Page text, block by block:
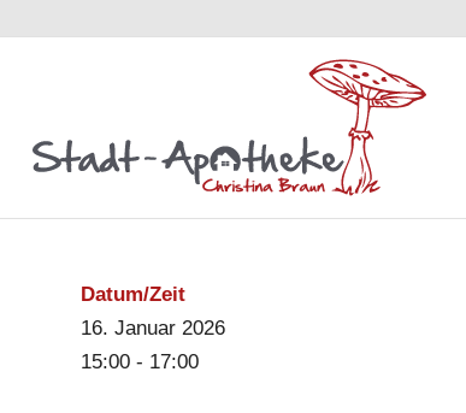
Datum/Zeit
16. Januar 2026
15:00 - 17:00